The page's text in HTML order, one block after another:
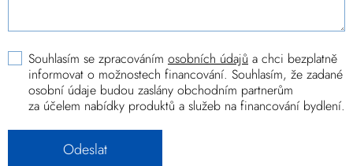
Souhlasím se zpracováním osobních údajů a chci bezplatně
informovat o možnostech financování. Souhlasím, že zadané
osobní údaje budou zaslány obchodním partnerům
za účelem nabídky produktů a služeb na financování bydlení.